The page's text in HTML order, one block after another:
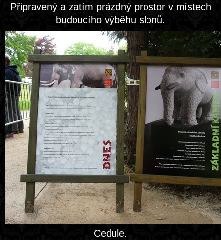
Připravený a zatím prázdný prostor v místech
budoucího výběhu slonů.
Cedule.